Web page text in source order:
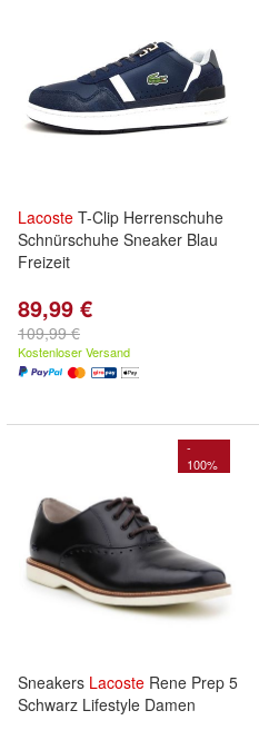
Lacoste T-Clip Herrenschuhe
Schnürschuhe Sneaker Blau
Freizeit
89,99 €
109,99 €
Kostenloser Versand
-
100%
Sneakers Lacoste Rene Prep 5
Schwarz Lifestyle Damen